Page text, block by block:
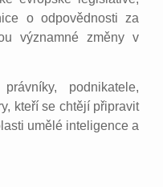
o odpovědnosti za
významné změny v
podnikatele,
kteří se chtějí připravit
umělé inteligence a